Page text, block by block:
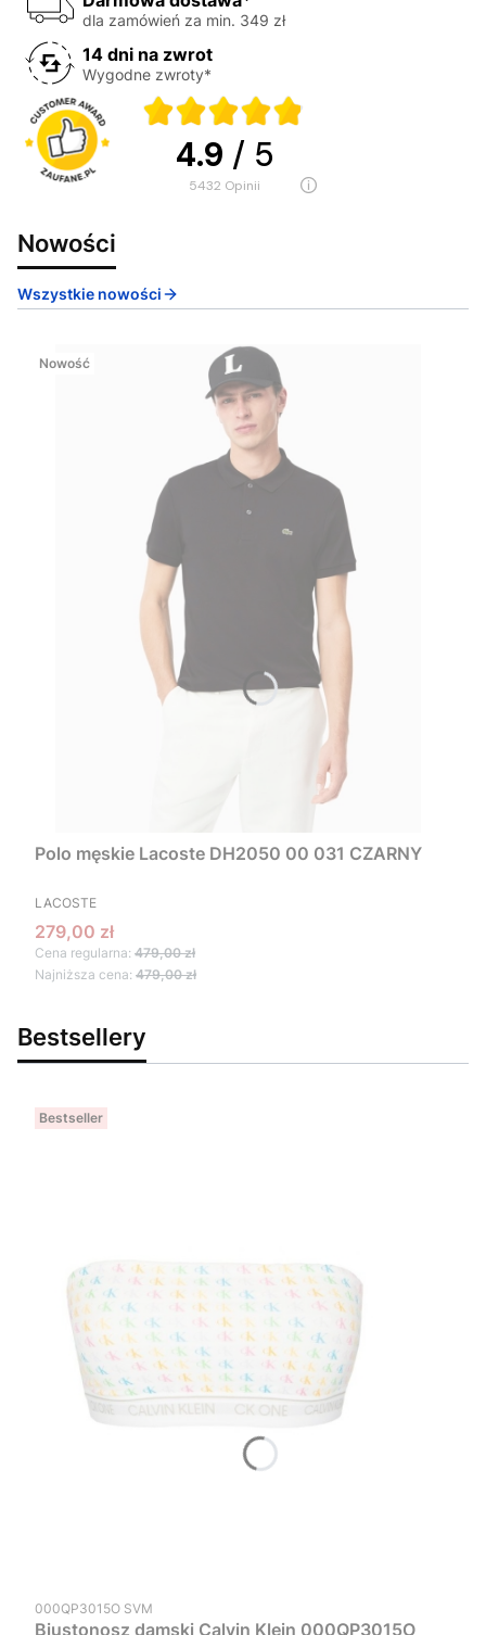
dla zamówień za min. 349 zł
14 dni na zwrot
Wygodne zwroty*
4.9 / 5
5432 opinii
Nowości
Wszystkie nowości
Nowość
Polo męskie Lacoste DH2050 00 031 CZARNY
PRODUCENT
LACOSTE
Cena promocyjna
279,00 zł
Cena regularna: 479,00 zł
Najniższa cena: 479,00 zł
Bestsellery
Bestseller
Kod produktu
000QP3015O SVM
Biustonosz damski Calvin Klein 000QP3015O